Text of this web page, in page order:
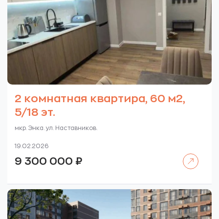
2 комнатная квартира, 60 м2,
5/18 эт.
мкр. Энка. ул. Наставников.
19.02.2026
9 300 000 ₽